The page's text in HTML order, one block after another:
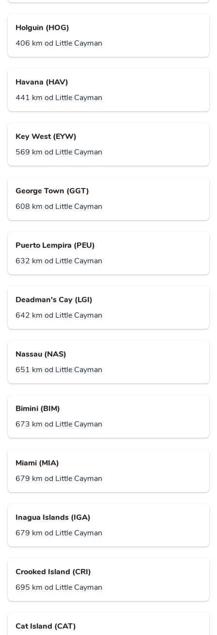
Holguin (HOG)
406 km od Little Cayman
Havana (HAV)
441 km od Little Cayman
Key West (EYW)
569 km od Little Cayman
George Town (GGT)
608 km od Little Cayman
Puerto Lempira (PEU)
632 km od Little Cayman
Deadman's Cay (LGI)
642 km od Little Cayman
Nassau (NAS)
651 km od Little Cayman
Bimini (BIM)
673 km od Little Cayman
Miami (MIA)
679 km od Little Cayman
Inagua Islands (IGA)
679 km od Little Cayman
Crooked Island (CRI)
695 km od Little Cayman
Cat Island (CAT)